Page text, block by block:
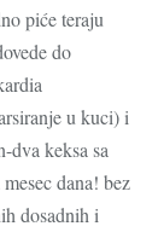
piće teraju
do
u kuci) i
dva keksa sa
dana! bez
dosadnih i